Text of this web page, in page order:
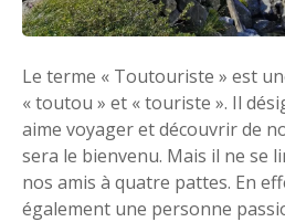
Le terme « Toutouriste » est
« toutou » et « touriste ». Il
aime voyager et découvrir de
sera le bienvenu. Mais il ne se
nos amis à quatre pattes. En
également une personne